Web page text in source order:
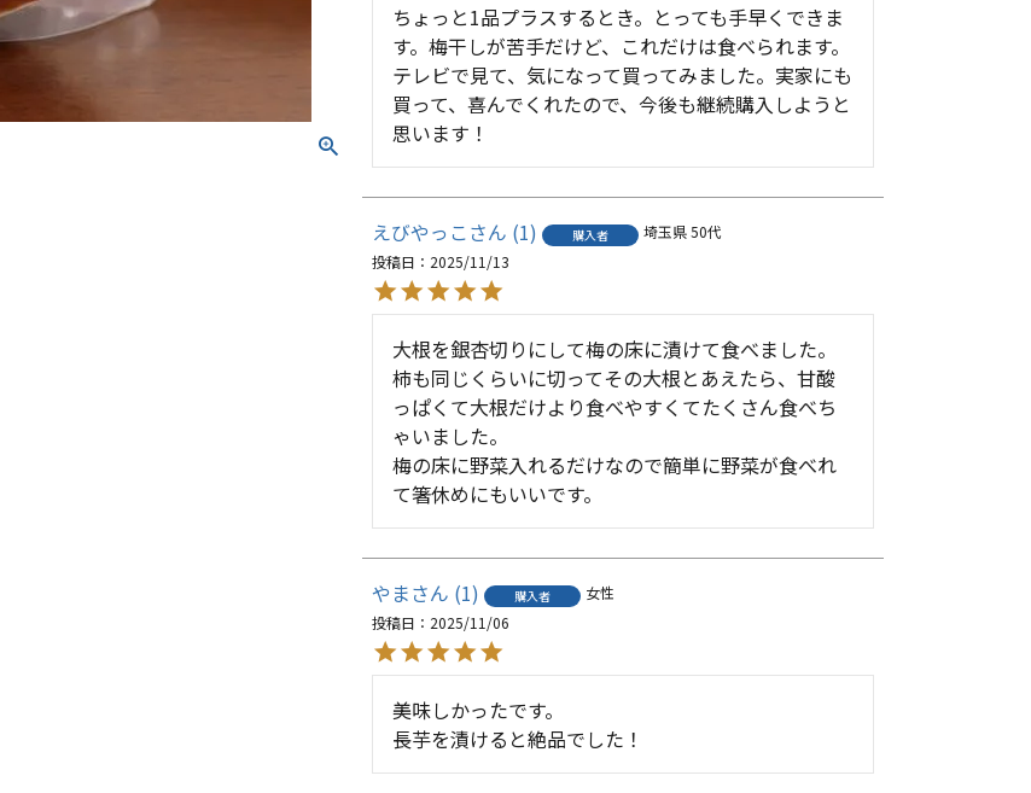
ちょっと1品プラスするとき。とっても手早くできま
す。梅干しが苦手だけど、これだけは食べられます。
テレビで見て、気になって買ってみました。実家にも
買って、喜んでくれたので、今後も継続購入しようと
思います！
えびやっこ 1 購入者 埼玉県50代
投稿日
2025/11/13
大根を銀杏切りにして梅の床に漬けて食べました。
柿も同じくらいに切ってその大根とあえたら、甘酸
っぱくて大根だけより食べやすくてたくさん食べち
ゃいました。
梅の床に野菜入れるだけなので簡単に野菜が食べれ
て箸休めにもいいです。
やま 1 購入者
女性
投稿日
2025/11/06
美味しかったです。
長芋を漬けると絶品でした！